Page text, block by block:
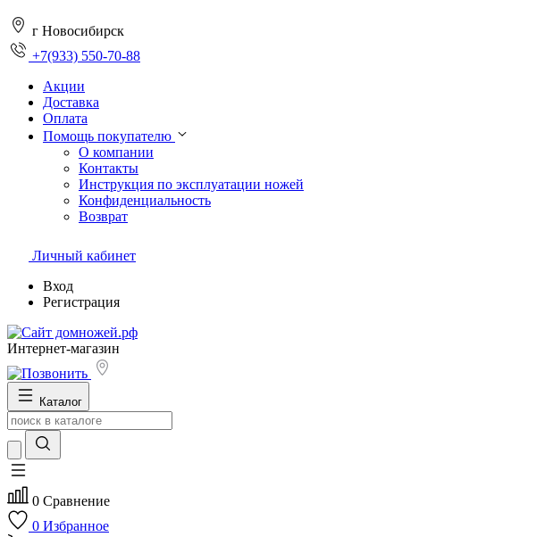
г Новосибирск
+7(933) 550-70-88
Акции
Доставка
Оплата
Помощь покупателю
О компании
Контакты
Инструкция по эксплуатации ножей
Конфиденциальность
Возврат
Личный кабинет
Вход
Регистрация
Интернет-магазин
Каталог
0 Сравнение
0 Избранное